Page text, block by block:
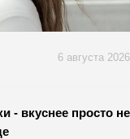
6 августа 2026
- вкуснее просто не